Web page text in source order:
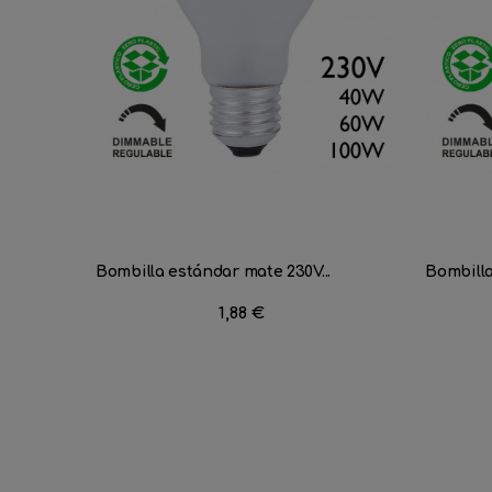
Bombilla estándar mate 230V...
Precio
1,88 €